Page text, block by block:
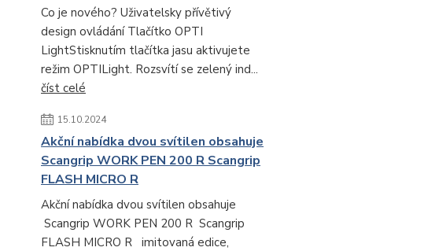
Co je nového? Uživatelsky přívětivý
design ovládání Tlačítko OPTI
LightStisknutím tlačítka jasu aktivujete
režim OPTILight. Rozsvítí se zelený ind...
číst celé
15.10.2024
Akční nabídka dvou svítilen obsahuje
Scangrip WORK PEN 200 R Scangrip
FLASH MICRO R
Akční nabídka dvou svítilen obsahuje
Scangrip WORK PEN 200 R Scangrip
FLASH MICRO R imitovaná edice,